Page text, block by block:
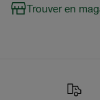
Trouver en